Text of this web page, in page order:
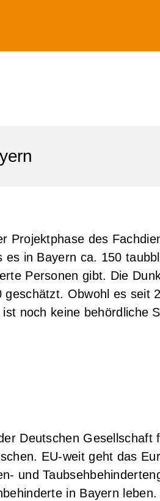
Projektphase des
es in Bayern ca. 150
Personen gibt. Die
geschätzt. Obwohl es seit
noch keine behördliche
Deutschen
EU-weit geht das
und
in Bayern